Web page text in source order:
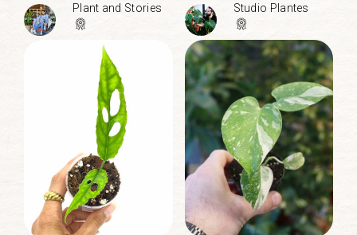
Plant and Stories Studio Plantes